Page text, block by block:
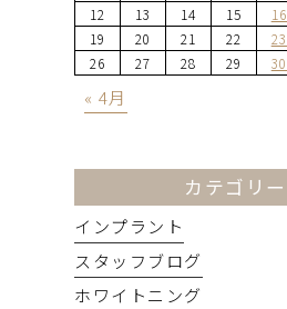
12
13 14 15 16
19
20 21 22 23
26
27 28 29 30
« 4月
カテゴリー
インプラント
スタッフブログ
ホワイトニング